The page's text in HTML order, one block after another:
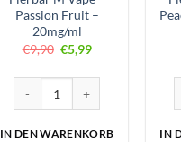
Passion Fruit –
20mg/ml
€9,90 Ursprünglicher
Preis
€5,99Aktueller
IN DEN WARENKORB IN